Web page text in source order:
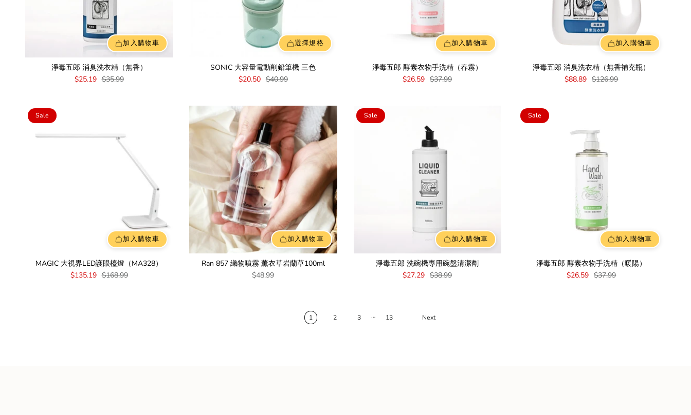
加入購物車
淨毒五郎 消臭洗衣精（無香）
$25.19 $35.99
選擇規格
SONIC 大容量電動削鉛筆機 三色
$20.50 $40.99
加入購物車
淨毒五郎 酵素衣物手洗精（春霧）
$26.59 $37.99
加入購物車
淨毒五郎 消臭洗衣精（無香補充瓶）
$88.89 $126.99
Sale
加入購物車
MAGIC 大視界LED護眼檯燈（MA328）
$135.19 $168.99
加入購物車
Ran 857 織物噴霧 薰衣草岩蘭草100ml
$48.99
Sale
加入購物車
淨毒五郎 洗碗機專用碗盤清潔劑
$27.29 $38.99
Sale
加入購物車
淨毒五郎 酵素衣物手洗精（暖陽）
$26.59 $37.99
1 2 3 … 13 Next